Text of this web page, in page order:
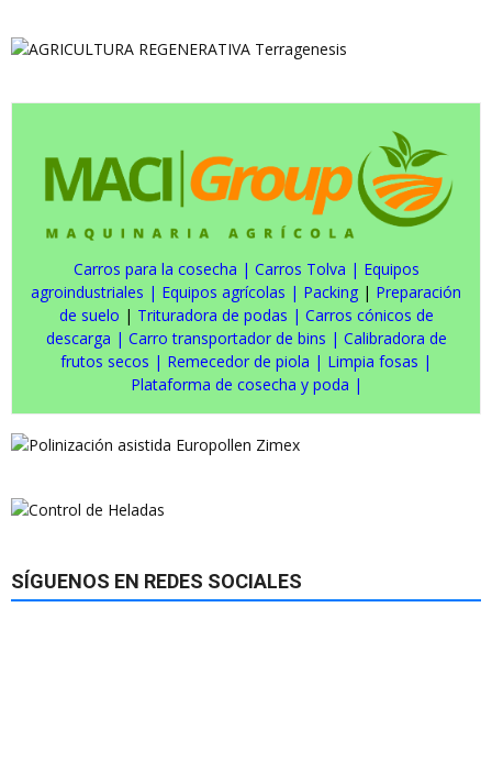
Carros para la cosecha | Carros Tolva | Equipos
agroindustriales | Equipos agrícolas | Packing | Preparación
de suelo | Trituradora de podas | Carros cónicos de
descarga | Carro transportador de bins | Calibradora de
frutos secos | Remecedor de piola | Limpia fosas |
Plataforma de cosecha y poda |
SÍGUENOS EN REDES SOCIALES